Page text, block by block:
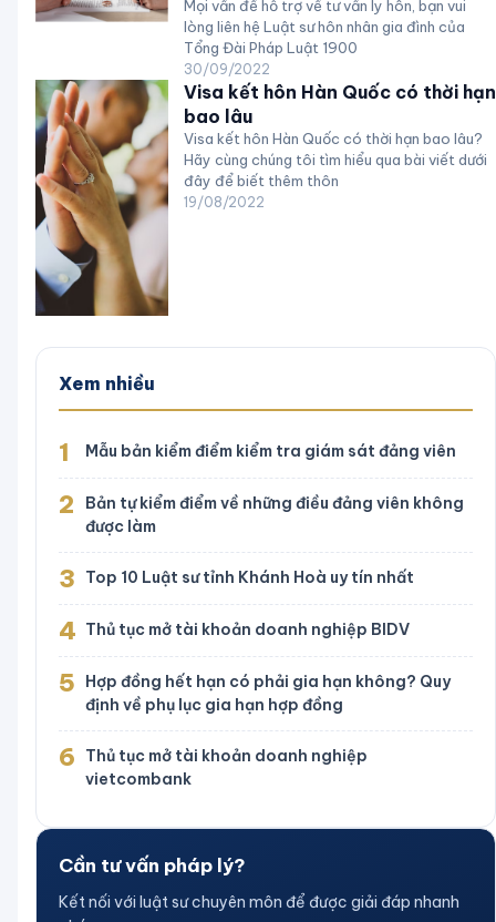
Mọi vấn đề hỗ trợ về tư vấn ly hôn, bạn vui
lòng liên hệ Luật sư hôn nhân gia đình của
Tổng Đài Pháp Luật 1900
30/09/2022
Visa kết hôn Hàn Quốc có thời hạn
bao lâu
Visa kết hôn Hàn Quốc có thời hạn bao lâu?
Hãy cùng chúng tôi tìm hiểu qua bài viết dưới
đây để biết thêm thôn
19/08/2022
Xem nhiều
1 Mẫu bản kiểm điểm kiểm tra giám sát đảng viên
2
Bản tự kiểm điểm về những điều đảng viên không
được làm
3 Top 10 Luật sư tỉnh Khánh Hoà uy tín nhất
4 Thủ tục mở tài khoản doanh nghiệp BIDV
5
Hợp đồng hết hạn có phải gia hạn không? Quy
định về phụ lục gia hạn hợp đồng
6
Thủ tục mở tài khoản doanh nghiệp
vietcombank
Cần tư vấn pháp lý?
Kết nối với luật sư chuyên môn để được giải đáp nhanh